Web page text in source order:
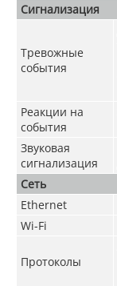
Сигнализация
Тревожные
события
Реакции на
события
Звуковая
сигнализация
Сеть
Ethernet
Wi-Fi
Протоколы